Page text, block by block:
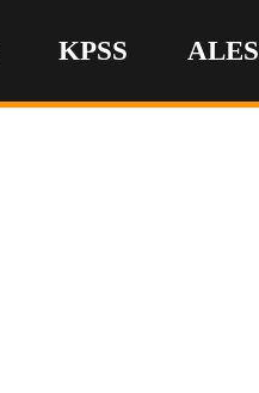
KPSS ALES